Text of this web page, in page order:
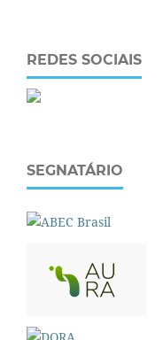
REDES SOCIAIS
SEGNATÁRIO